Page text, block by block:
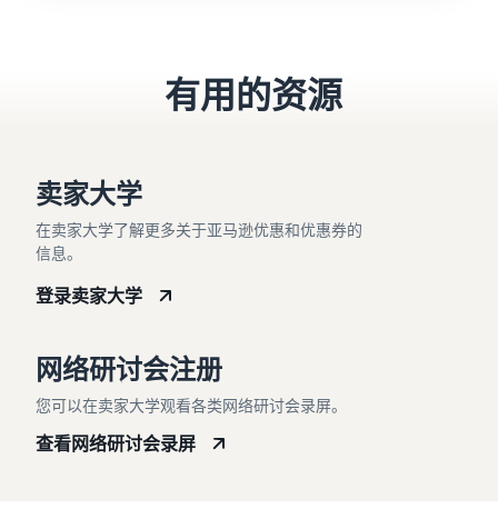
有用的资源
卖家大学
在卖家大学了解更多关于亚马逊优惠和优惠券的
信息。
登录卖家大学
网络研讨会注册
您可以在卖家大学观看各类网络研讨会录屏。
查看网络研讨会录屏